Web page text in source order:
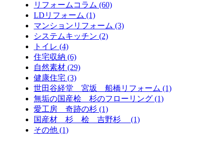
リフォームコラム (60)
LDリフォーム (1)
マンションリフォーム (3)
システムキッチン (2)
トイレ (4)
住宅収納 (6)
自然素材 (29)
健康住宅 (3)
世田谷経堂 宮坂 船橋リフォーム (1)
無垢の国産桧 杉のフローリング (1)
愛工房 奇跡の杉 (1)
国産材 杉 桧 吉野杉 (1)
その他 (1)